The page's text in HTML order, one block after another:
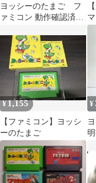
ヨッシーのたまご フ
ァミコン 動作確認済み
¥1,155
【ファミコン】ヨッシ
ーのたまご
¥